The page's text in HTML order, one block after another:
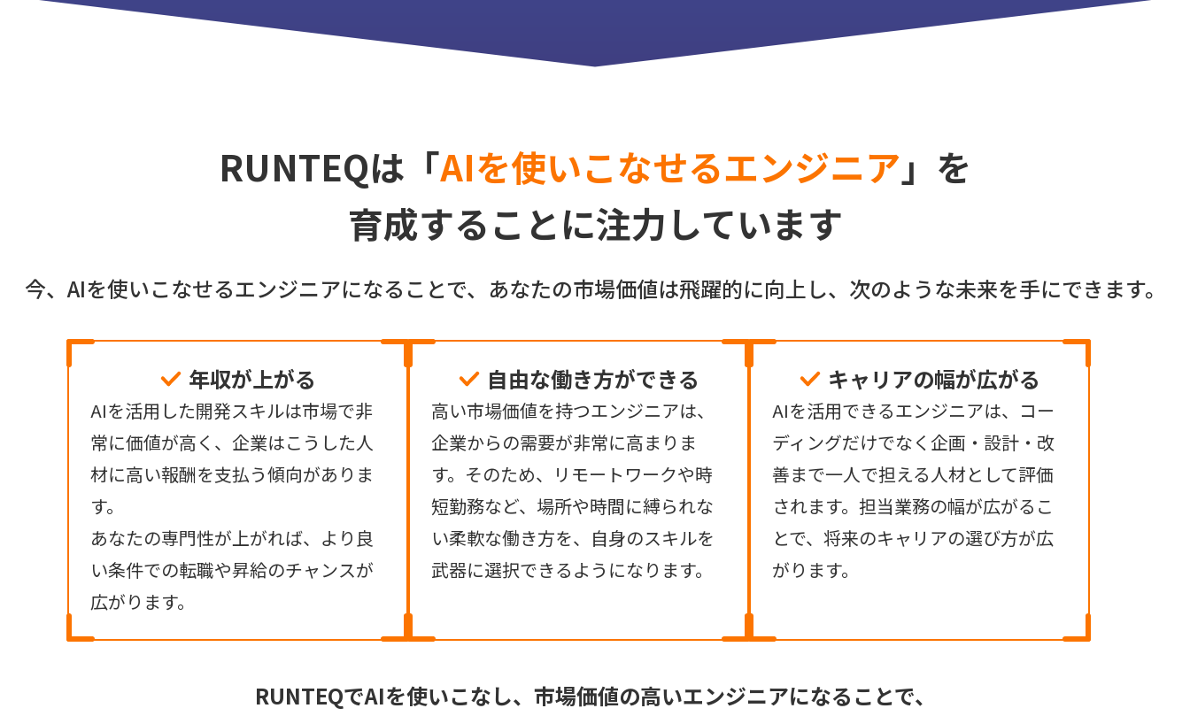
RUNTEQは 「AIを使いこなせるエンジニア」を
育成することに注力しています
今、AIを使いこなせるエンジニアになることで、あなたの市場価値は飛躍的に向上し、次のような未来を手にできます。
年収が上がる
AIを活用した開発スキルは市場で非
常に価値が高く、企業はこうした人
材に高い報酬を支払う傾向がありま
す。
あなたの専門性が上がれば、より良
い条件での転職や昇給のチャンスが
広がります。
自由な働き方ができる
高い市場価値を持つエンジニアは、
企業からの需要が非常に高まりま
す。そのため、リモートワークや時
短勤務など、場所や時間に縛られな
い柔軟な働き方を、自身のスキルを
武器に選択できるようになります。
キャリアの幅が広がる
AIを活用できるエンジニアは、コー
ディングだけでなく企画・設計・改
善まで一人で担える人材として評価
されます。担当業務の幅が広がるこ
とで、将来のキャリアの選び方が広
がります。
RUNTEQでAIを使いこなし、 市場価値の高いエンジニアになることで、